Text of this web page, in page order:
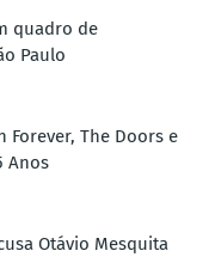
quadro de
Paulo
Forever, The Doors e
Anos
Otávio Mesquita